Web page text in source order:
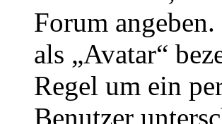
Forum
als „Avatar“
Regel um ein
Benutzer